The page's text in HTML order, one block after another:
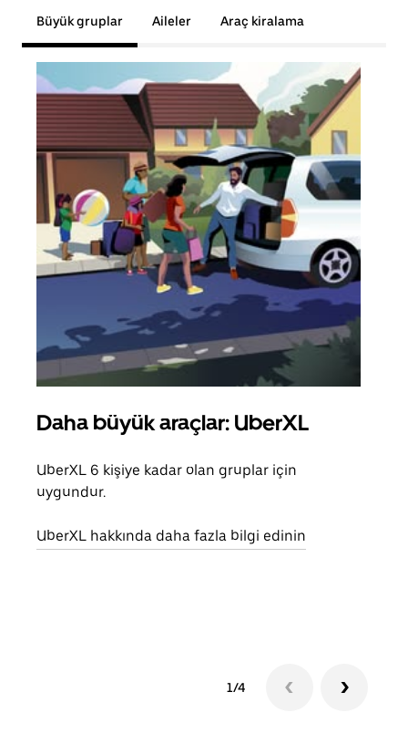
Büyük gruplar Aileler Araç kiralama
Daha büyük araçlar: UberXL
UberXL 6 kişiye kadar olan gruplar için
uygundur.
UberXL hakkında daha fazla bilgi edinin
1/4